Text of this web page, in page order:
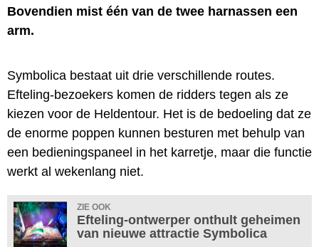
Bovendien mist één van de twee harnassen een
arm.
Symbolica bestaat uit drie verschillende routes.
Efteling-bezoekers komen de ridders tegen als ze
kiezen voor de Heldentour. Het is de bedoeling dat ze
de enorme poppen kunnen besturen met behulp van
een bedieningspaneel in het karretje, maar die functie
werkt al wekenlang niet.
ZIE OOK
Efteling-ontwerper onthult geheimen
van nieuwe attractie Symbolica